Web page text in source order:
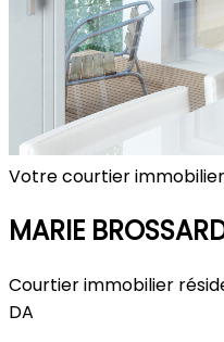
Votre courtier
MARIE
Courtier immobilier
DA